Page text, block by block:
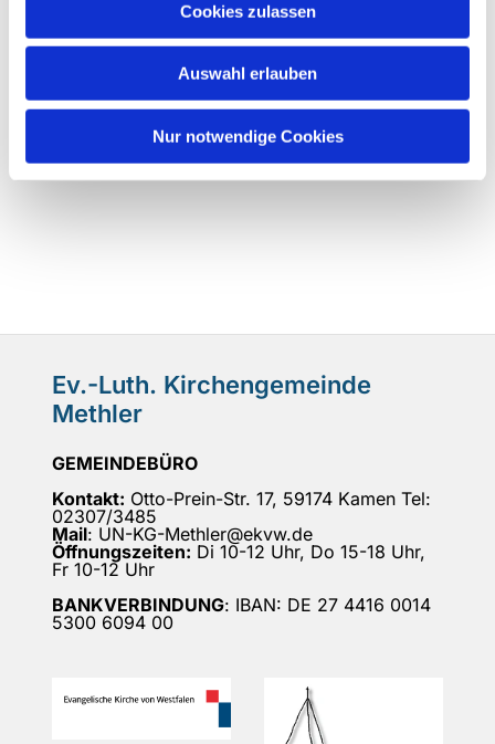
Cookies zulassen
Auswahl erlauben
Nur notwendige Cookies
Ev.-Luth. Kirchengemeinde
Methler
GEMEINDEBÜRO
Kontakt: Otto-Prein-Str. 17, 59174 Kamen Tel:
02307/3485
Mail: UN-KG-Methler@ekvw.de
Öffnungszeiten: Di 10-12 Uhr, Do 15-18 Uhr,
Fr 10-12 Uhr
BANKVERBINDUNG: IBAN: DE 27 4416 0014
5300 6094 00